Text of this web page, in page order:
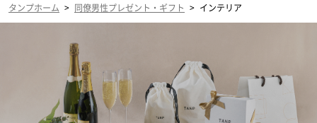
タンプホーム > 同僚男性プレゼント・ギフト > インテリア